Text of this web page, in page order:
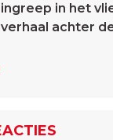
ingreep in het
verhaal achter